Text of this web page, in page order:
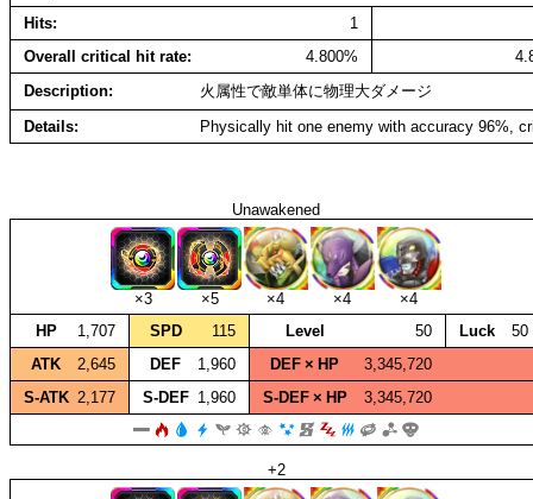
Hits
1
Overall critical hit rate
4.800%
Description
火属性で敵単体に物理大ダメージ
Details
Physically hit one enemy with accuracy 96%,
Unawakened
×3 ×5 ×4 ×4
×4
HP
1,707 SPD 115 Level 50 Luck
50
ATK
2,645 DEF 1,960 DEF × HP
3,345,720
S‑ATK 2,177 S‑DEF 1,960 S‑DEF × HP 3,345,720
+2